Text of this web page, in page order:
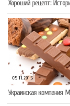
Хороший рецепт:
05.11.2015
Украинская компания